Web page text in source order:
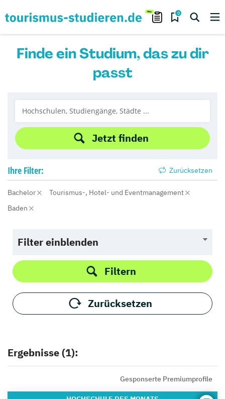
0
Finde ein Studium, das zu dir
passt
Jetzt finden
Ihre Filter: Zurücksetzen
Bachelor
Tourismus-, Hotel- und Eventmanagement
Baden
Filter einblenden
Filtern
Zurücksetzen
Ergebnisse (1):
Gesponserte Premiumprofile